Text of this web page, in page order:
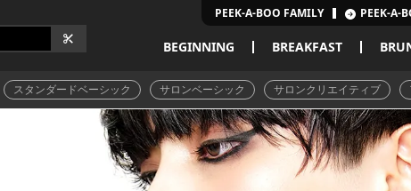
PEEK-A-BOO FAMILY PEEK-A-
BEGINNING BREAKFAST
スタンダードベーシック サロンベーシック サロンクリエイティブ